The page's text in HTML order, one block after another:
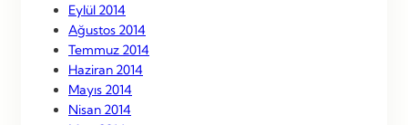
Eylül 2014
Ağustos 2014
Temmuz 2014
Haziran 2014
Mayıs 2014
Nisan 2014